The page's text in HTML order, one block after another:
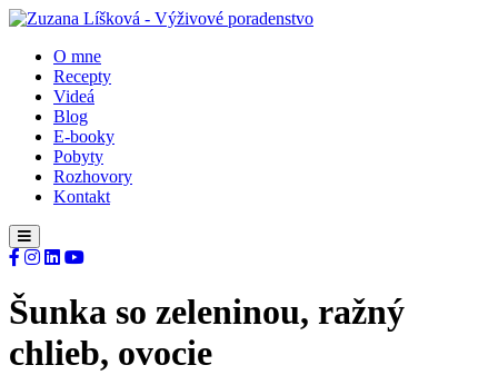
O mne
Recepty
Videá
Blog
E-booky
Pobyty
Rozhovory
Kontakt
Šunka so zeleninou, ražný
chlieb, ovocie